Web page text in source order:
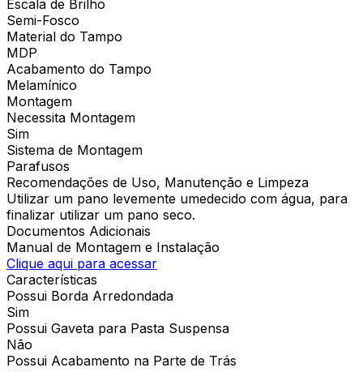
Escala de Brilho
Semi-Fosco
Material do Tampo
MDP
Acabamento do Tampo
Melamínico
Montagem
Necessita Montagem
Sim
Sistema de Montagem
Parafusos
Recomendações de Uso, Manutenção e Limpeza
Utilizar um pano levemente umedecido com água, para
finalizar utilizar um pano seco.
Documentos Adicionais
Manual de Montagem e Instalação
Clique aqui para acessar
Características
Possui Borda Arredondada
Sim
Possui Gaveta para Pasta Suspensa
Não
Possui Acabamento na Parte de Trás